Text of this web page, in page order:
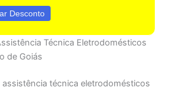
Desconto
Técnica Eletrodomésticos
de Goiás
técnica eletrodomésticos